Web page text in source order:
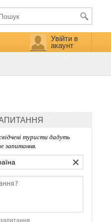
Увійти в
акаунт
туристи дадуть
запитання.
×